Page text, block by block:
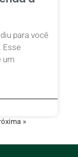
para você
Esse
um
»